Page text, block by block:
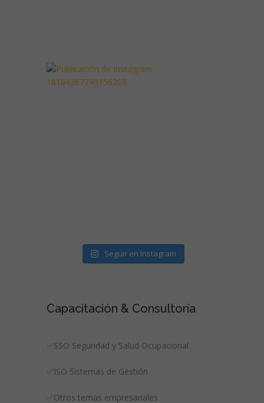
Seguir en Instagram
Capacitación & Consultoría
✅SSO Seguridad y Salud Ocupacional
✅ISO Sistemas de Gestión
✅Otros temas empresariales